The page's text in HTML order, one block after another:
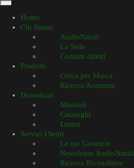
Home
Chi Siamo
AudioNatali
La Sede
Contatti diretti
Prodotti
Cerca per Marca
Ricerca Avanzata
Download
Manuali
Cataloghi
Listini
Servizi Utenti
Le tue Garanzie
Newsletter AudioNatali
Ricerca Rivenditore